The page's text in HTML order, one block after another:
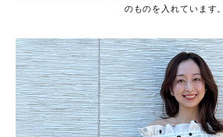
のものを入れています。